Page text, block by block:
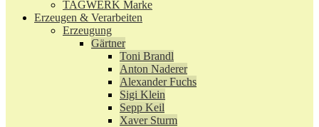
TAGWERK Marke
Erzeugen & Verarbeiten
Erzeugung
Gärtner
Toni Brandl
Anton Naderer
Alexander Fuchs
Sigi Klein
Sepp Keil
Xaver Sturm